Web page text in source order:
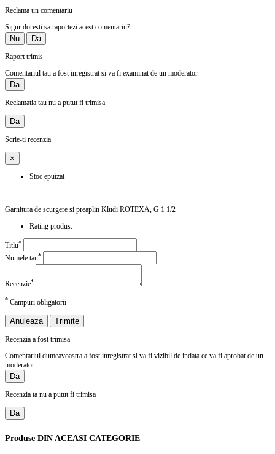
Reclama un comentariu
Sigur doresti sa raportezi acest comentariu?
Nu Da
Raport trimis
Comentariul tau a fost inregistrat si va fi examinat de un moderator.
Da
Reclamatia tau nu a putut fi trimisa
Da
Scrie-ti recenzia
×
Stoc epuizat
Garnitura de scurgere si preaplin Kludi ROTEXA, G 1 1/2
Rating produs:
Titlu*
Numele tau*
Recenzie*
* Campuri obligatorii
Anuleaza Trimite
Recenzia a fost trimisa
Comentariul dumeavoastra a fost inregistrat si va fi vizibil de indata ce va fi aprobat de un
moderator.
Da
Recenzia ta nu a putut fi trimisa
Da
Produse DIN ACEASI CATEGORIE